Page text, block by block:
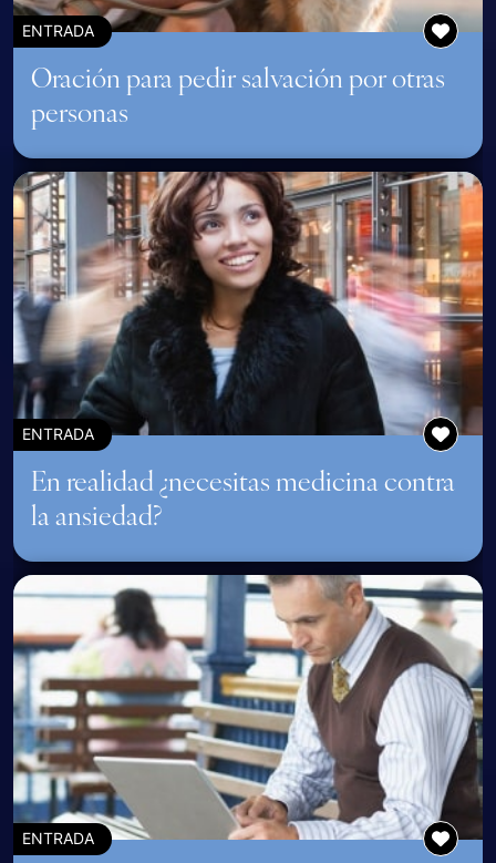
ENTRADA
Oración para pedir salvación por otras
personas
ENTRADA
En realidad ¿necesitas medicina contra
la ansiedad?
ENTRADA